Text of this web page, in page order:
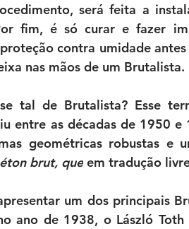
será feita a
fim, é só curar e fazer
contra umidade
nas mãos de um Brutalista.
tal de Brutalista? Esse
entre as décadas de 1950
geométricas robustas e
brut, que em tradução
um dos principais
ano de 1938, o László